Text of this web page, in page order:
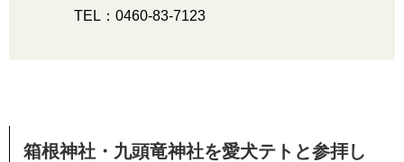
TEL：0460-83-7123
箱根神社・九頭竜神社を愛犬テトと参拝し